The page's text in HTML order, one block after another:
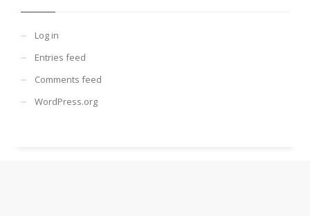
Log in
Entries feed
Comments feed
WordPress.org